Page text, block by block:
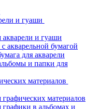
и гуаши
акварели и гуаши
акварельной бумагой
для акварели
и папки для
материалов
графических материалов
графики в альбомах и